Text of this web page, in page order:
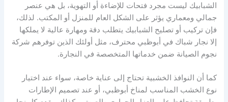
الشبابيك ليست مجرد فتحات للإضاءة أو التهوية، بل هي عنصر
جمالي ومعماري يؤثر على الشكل العام للمنزل أو المكتب. لذلك،
فإن تركيب أو تصليح الشبابيك يتطلب دقة ومهارة عالية لا يملكها
إلا نجار شباك في أبوظبي محترف، مثل أولئك الذين توفرهم شركة
نجوم الصيانة ضمن خدماتها المتخصصة في النجارة.
كما أن النوافذ الخشبية تحتاج إلى عناية خاصة، سواء عند اختيار
نوع الخشب المناسب لمناخ أبوظبي، أو عند تصميم الإطارات